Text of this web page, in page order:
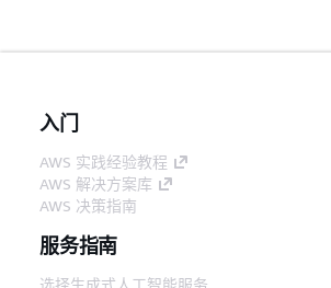
入门
AWS 实践经验教程
AWS 解决方案库
AWS 决策指南
服务指南
选择生成式人工智能服务